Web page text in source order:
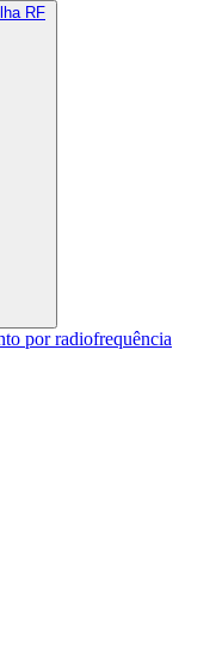
RF
por radiofrequência